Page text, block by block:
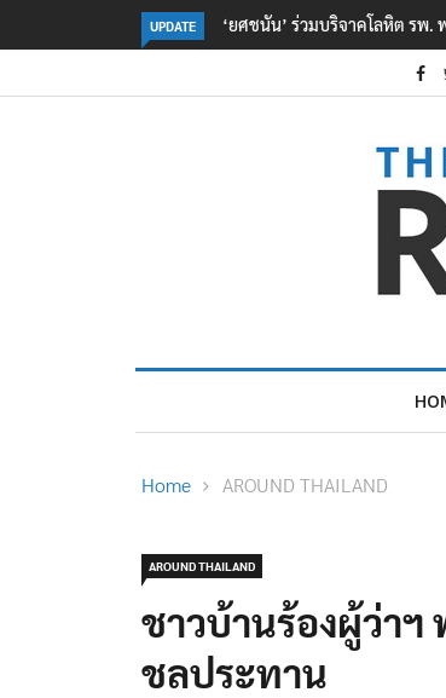
UPDATE
ยื่อเหตุ รร. เทพศิรินทร์ นนทบุรี ตร. อยู่ระหว่างสอบสวนแรงจูงใ
เหตุเครียดเรื่องเรียน
Home AROUND THAILAND
AROUND THAILAND
ชาวบ้านร้องผู้ว่าฯ
ชลประทาน